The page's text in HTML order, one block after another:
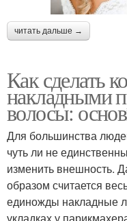
читать дальше →
Как сделать
накладными
волосы:
Для большинства
чуть ли не
изменить внешность.
образом считается
единожды накладные
укладках у